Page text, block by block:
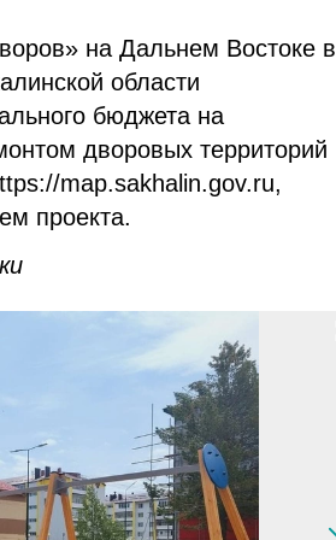
на Дальнем Востоке в
области
бюджета на
дворовых территорий
map.sakhalin.gov.ru,
проекта.